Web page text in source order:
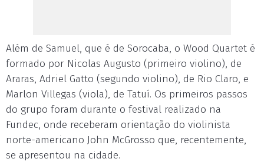
Além de Samuel, que é de Sorocaba, o Wood Quartet é
formado por Nicolas Augusto (primeiro violino), de
Araras, Adriel Gatto (segundo violino), de Rio Claro, e
Marlon Villegas (viola), de Tatuí. Os primeiros passos
do grupo foram durante o festival realizado na
Fundec, onde receberam orientação do violinista
norte-americano John McGrosso que, recentemente,
se apresentou na cidade.